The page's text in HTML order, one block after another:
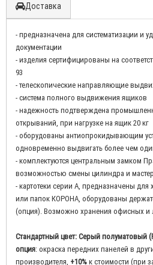
Доставка
- предназначена для систематизации и
документации
- изделия сертифицированы на
93
- телескопические направляющие
- система полного выдвижения ящиков
- надежность подтверждена
открываний, при нагрузке на ящик 20 кг
- оборудованы антиопрокидывающим
одновременно выдвигать более чем
- комплектуются центральным замком
возможностью смены цилиндра и
- картотеки серии А, предназначены
или папок КОРОНА, оборудованы
(опция). Возможно хранения офисных
Стандартный цвет: Серый полуматовый
опция: окраска передних панелей в
производителя, +10%к стоимости (при